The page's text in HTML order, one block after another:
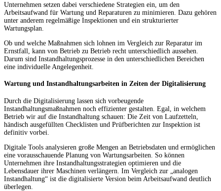
Unternehmen setzen dabei verschiedene Strategien ein, um den
Arbeitsaufwand für Wartung und Reparaturen zu minimieren. Dazu gehören
unter anderem regelmäßige Inspektionen und ein strukturierter
Wartungsplan.
Ob und welche Maßnahmen sich lohnen im Vergleich zur Reparatur im
Ernstfall, kann von Betrieb zu Betrieb recht unterschiedlich aussehen.
Darum sind Instandhaltungsprozesse in den unterschiedlichen Bereichen
eine individuelle Angelegenheit.
Wartung und Instandhaltungsarbeiten in Zeiten der Digitalisierung
Durch die Digitalisierung lassen sich vorbeugende
Instandhaltungsmaßnahmen noch effizienter gestalten. Egal, in welchem
Betrieb wir auf die Instandhaltung schauen: Die Zeit von Laufzetteln,
händisch ausgefüllten Checklisten und Prüfberichten zur Inspektion ist
definitiv vorbei.
Digitale Tools analysieren große Mengen an Betriebsdaten und ermöglichen
eine vorausschauende Planung von Wartungsarbeiten. So können
Unternehmen ihre Instandhaltungsstrategien optimieren und die
Lebensdauer ihrer Maschinen verlängern. Im Vergleich zur „analogen
Instandhaltung“ ist die digitalisierte Version beim Arbeitsaufwand deutlich
überlegen.